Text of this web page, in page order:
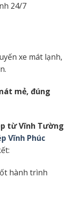
24/7
xe mát lạnh,
mẻ, đúng
từ Vĩnh Tường
Vĩnh Phúc
hành trình